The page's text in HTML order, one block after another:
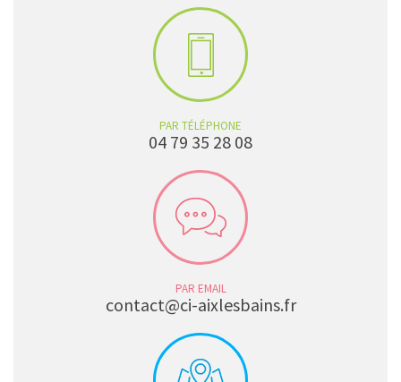
PAR TÉLÉPHONE
04 79 35 28 08
PAR EMAIL
contact@ci-aixlesbains.fr